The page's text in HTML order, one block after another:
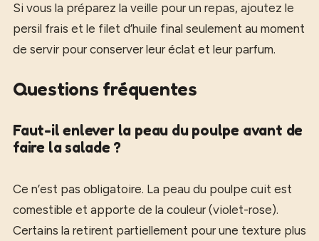
Si vous la préparez la veille pour un repas, ajoutez le
persil frais et le filet d’huile final seulement au moment
de servir pour conserver leur éclat et leur parfum.
Questions fréquentes
Faut-il enlever la peau du poulpe avant de
faire la salade ?
Ce n’est pas obligatoire. La peau du poulpe cuit est
comestible et apporte de la couleur (violet-rose).
Certains la retirent partiellement pour une texture plus